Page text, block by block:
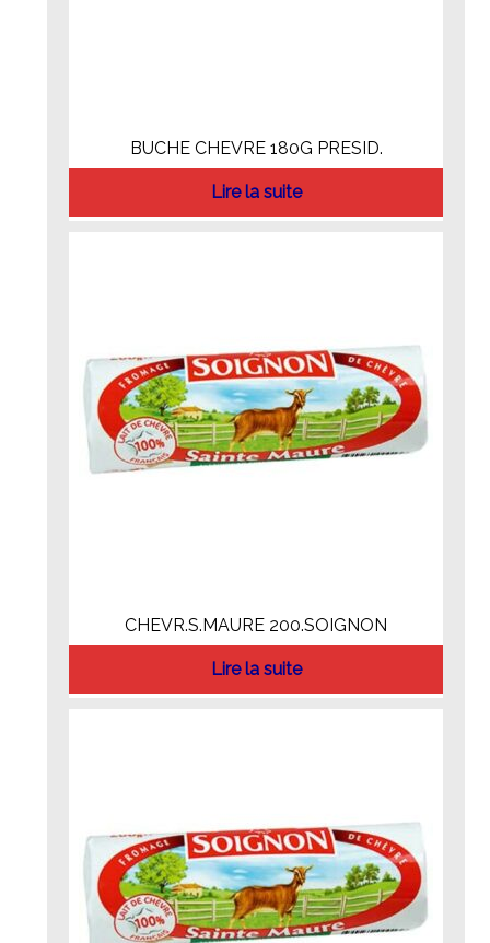
BUCHE CHEVRE 180G PRESID.
Lire la suite
CHEVR.S.MAURE 200.SOIGNON
Lire la suite